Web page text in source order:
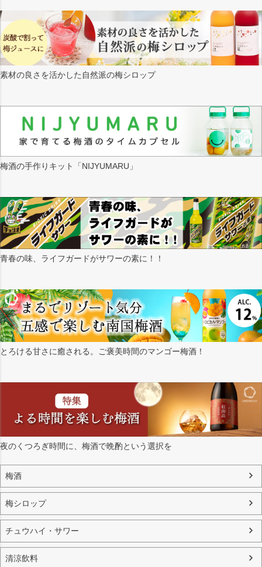
素材の良さを活かした自然派の梅シロップ
梅酒の手作りキット「NIJYUMARU」
青春の味、ライフガードがサワーの素に！！
とろける甘さに癒される。ご褒美時間のマンゴー梅酒！
夜のくつろぎ時間に、梅酒で晩酌という選択を
梅酒
梅シロップ
チュウハイ・サワー
清涼飲料